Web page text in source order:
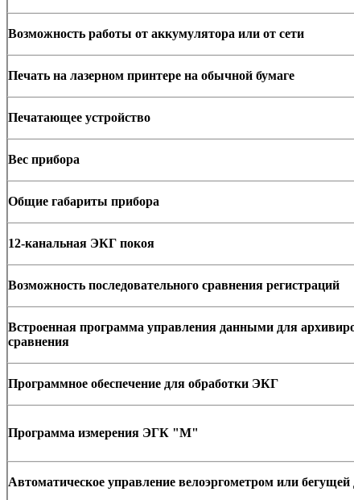
Возможность работы от аккумулятора или от сети
Печать на лазерном принтере на обычной бумаге
Печатающее устройство
Вес прибора
Общие габариты прибора
12-канальная ЭКГ покоя
Возможность последовательного сравнения регистраций
Встроенная программа управления данными для
сравнения
Программное обеспечение для обработки ЭКГ
Программа измерения ЭГК "М"
Автоматическое управление велоэргометром или